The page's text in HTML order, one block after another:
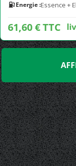
Energie :Essence +
61,60 € TTC